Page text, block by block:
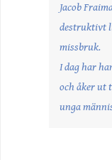
Jacob
destruktivt
missbruk.
I dag har
och åker ut
unga